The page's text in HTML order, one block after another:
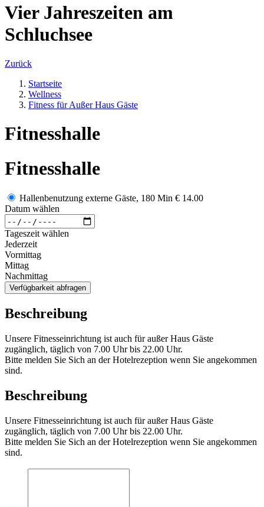
Vier Jahreszeiten am
Schluchsee
Zurück
Startseite
Wellness
Fitness für Außer Haus Gäste
Fitnesshalle
Fitnesshalle
Hallenbenutzung externe Gäste, 180 Min € 14.00
Datum wählen
Tageszeit wählen
Jederzeit
Vormittag
Mittag
Nachmittag
Verfügbarkeit abfragen
Beschreibung
Unsere Fitnesseinrichtung ist auch für außer Haus Gäste
zugänglich, täglich von 7.00 Uhr bis 22.00 Uhr.
Bitte melden Sie Sich an der Hotelrezeption wenn Sie angekommen
sind.
Beschreibung
Unsere Fitnesseinrichtung ist auch für außer Haus Gäste
zugänglich, täglich von 7.00 Uhr bis 22.00 Uhr.
Bitte melden Sie Sich an der Hotelrezeption wenn Sie angekommen
sind.